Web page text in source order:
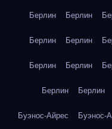
Берлин Берлин
Берлин Берлин
Берлин Берлин
Берлин Берлин
Буэнос-Айрес Буэнос-